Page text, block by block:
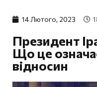
14 Лютого, 2023
Президент
Що це
відносин